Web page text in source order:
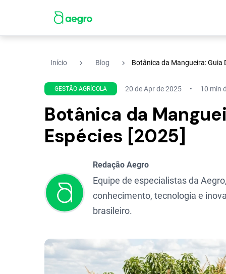
Início navigate_next Blog navigate_next Botânica da Mangueira: Guia
GESTÃO AGRÍCOLA 20 de Apr de 2025 10 min
Botânica da
Espécies [2025]
Redação Aegro
Equipe de especialistas da
conhecimento, tecnologia e
brasileiro.